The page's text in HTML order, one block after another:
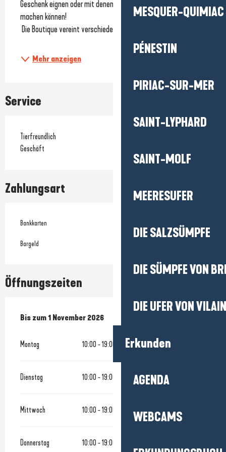
MESQUER-QUIMIAC
PÉNESTIN
PIRIAC-SUR-MER
SAINT-LYPHARD
SAINT-MOLF
MEERESUFER
DIE SALZSÜMPFE
DIE SÜMPFE VON
DIE UFER VON
Erkunden
AGENDA
WEBCAMS
Geschenk eignen oder mit denen Sie sich selbst eine Freude
machen können!
Die Boutique vereint verschiedene Stilrichtungen und...
Mehr anzeigen
Service
Tierfreundlich
Geschäft
Zahlungsart
Bankkarten
Bargeld
Öffnungszeiten
vom1 April 2026bis zum1 November 2026
Bis zum1 November 2026
Montag 10:00 - 19:00
Dienstag 10:00 - 19:00
Mittwoch 10:00 - 19:00
Donnerstag 10:00 - 19:00